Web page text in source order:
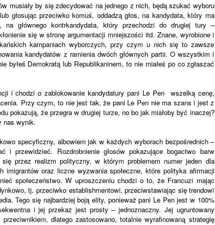
musiały by się zdecydować na jednego z nich, będą szukać wyboru
głosując przeciwko komuś, oddadzą głos, na kandydata, który ma
głównego kontrkandydata, który przechodzi do drugiej tury –
się w stronę argumentacji mniejszości itd. Znane, wyrobione i
kampaniach wyborczych, przy czym u nich się to zawsze
kandydatów z ramienia dwóch głównych partii. O wszystkim i
byłeś Demokratą lub Republikaninem, to nie miałeś po co zgłaszać
i chodzi o zablokowanie kandydatury pani Le Pen wszelką cenę,
Przy czym, to nie jest tak, że pani Le Pen nie ma szans i jest z
pokazują, że przegra w drugiej turze, no bo jak miałoby być inaczej?
nas wynik.
specyficzny, albowiem jak w każdych wyborach bezpośrednich –
przewidzieć. Rozdrobnienie głosów pokazujące bogactwo barw
przez realizm polityczny, w którym problemem numer jeden dla
imigrantów oraz liczne wyzwania społeczne, które polityka afirmacji
społeczeństwo. W uproszczeniu chodzi o to, że Francuzi mając
tj. przeciwko establishmentowi, przeciwstawiając się trendowi
Tego się najbardziej boją elity, ponieważ pani Le Pen jest w 100%
i jej przekaz jest prosty – jednoznaczny. Jej ugruntowany
dlatego zastosowano, totalnie wyrafinowaną strategię